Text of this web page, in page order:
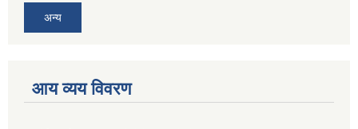
अन्य
आय व्यय विवरण